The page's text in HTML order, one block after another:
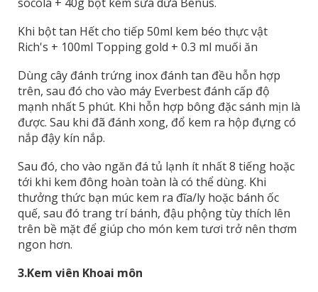
Khi bột tan Hết cho tiếp 50ml kem béo thực vật
Rich's + 100ml Topping gold + 0.3 ml muối ăn
Dùng cây đánh trứng inox đánh tan đều hỗn hợp
trên, sau đó cho vào máy Everbest đánh cấp độ
mạnh nhất 5 phút. Khi hỗn hợp bông đặc sánh mịn là
được. Sau khi đã đánh xong, đổ kem ra hộp đựng có
nắp đậy kín nắp.
Sau đó, cho vào ngăn đá tủ lạnh ít nhất 8 tiếng hoặc
tới khi kem đông hoàn toàn là có thể dùng. Khi
thưởng thức bạn múc kem ra đĩa/ly hoặc bánh ốc
quế, sau đó trang trí bánh, đậu phộng tùy thích lên
trên bề mặt để giúp cho món kem tươi trở nên thơm
ngon hơn.
3.Kem viên Khoai môn